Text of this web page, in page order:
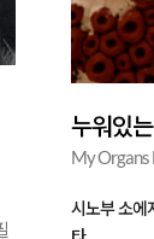
누워있
My Organs
시노부 소에